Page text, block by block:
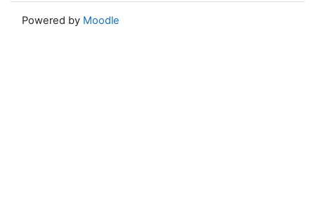
Powered by Moodle